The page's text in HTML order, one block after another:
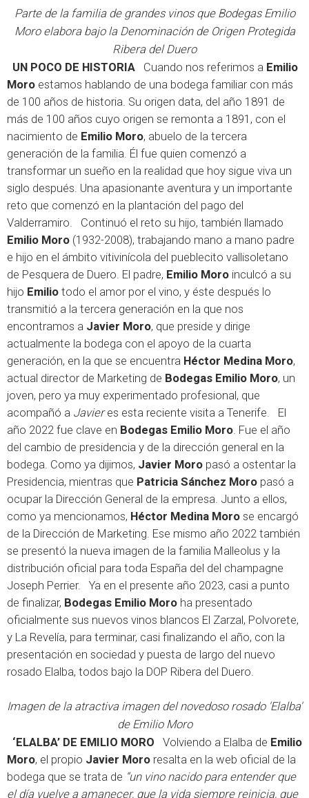
Parte de la familia de grandes vinos que Bodegas Emilio
Moro elabora bajo la Denominación de Origen Protegida
Ribera del Duero
UN POCO DE HISTORIA Cuando nos referimos a Emilio
Moro estamos hablando de una bodega familiar con más
de 100 años de historia. Su origen data, del año 1891 de
más de 100 años cuyo origen se remonta a 1891, con el
nacimiento de Emilio Moro, abuelo de la tercera
generación de la familia. Él fue quien comenzó a
transformar un sueño en la realidad que hoy sigue viva un
siglo después. Una apasionante aventura y un importante
reto que comenzó en la plantación del pago del
Valderramiro. Continuó el reto su hijo, también llamado
Emilio Moro (1932-2008), trabajando mano a mano padre
e hijo en el ámbito vitivinícola del pueblecito vallisoletano
de Pesquera de Duero. El padre, Emilio Moro inculcó a su
hijo Emilio todo el amor por el vino, y éste después lo
transmitió a la tercera generación en la que nos
encontramos a Javier Moro, que preside y dirige
actualmente la bodega con el apoyo de la cuarta
generación, en la que se encuentra Héctor Medina Moro,
actual director de Marketing de Bodegas Emilio Moro, un
joven, pero ya muy experimentado profesional, que
acompañó a Javieres esta reciente visita a Tenerife. El
año 2022 fue clave en Bodegas Emilio Moro. Fue el año
del cambio de presidencia y de la dirección general en la
bodega. Como ya dijimos, Javier Moro pasó a ostentar la
Presidencia, mientras que Patricia Sánchez Moro pasó a
ocupar la Dirección General de la empresa. Junto a ellos,
como ya mencionamos, Héctor Medina Moro se encargó
de la Dirección de Marketing. Ese mismo año 2022 también
se presentó la nueva imagen de la familia Malleolus y la
distribución oficial para toda España del del champagne
Joseph Perrier. Ya en el presente año 2023, casi a punto
de finalizar, Bodegas Emilio Moro ha presentado
oficialmente sus nuevos vinos blancos El Zarzal, Polvorete,
y La Revelía, para terminar, casi finalizando el año, con la
presentación en sociedad y puesta de largo del nuevo
rosado Elalba, todos bajo la DOP Ribera del Duero.
Imagen de la atractiva imagen del novedoso rosado 'Elalba'
de Emilio Moro
‘ELALBA’ DE EMILIO MORO Volviendo a Elalba de Emilio
Moro, el propio Javier Moro resalta en la web oficial de la
bodega que se trata de “un vino nacido para entender que
el día vuelve a amanecer, que la vida siempre reinicia, que